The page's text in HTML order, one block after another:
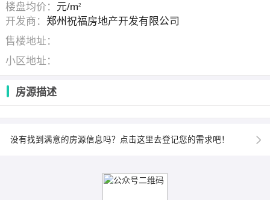
楼盘均价： 元/m2
开发商：郑州祝福房地产开发有限公司
售楼地址：
小区地址：
房源描述
没有找到满意的房源信息吗？点击这里去登记您的需求吧！